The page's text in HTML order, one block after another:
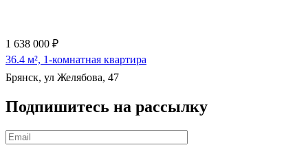
1 638 000 ₽
36.4 м², 1-комнатная квартира
Брянск, ул Желябова, 47
Подпишитесь на рассылку